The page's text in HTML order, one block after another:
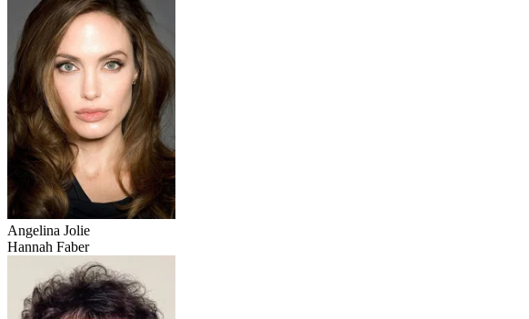
Angelina Jolie
Hannah Faber